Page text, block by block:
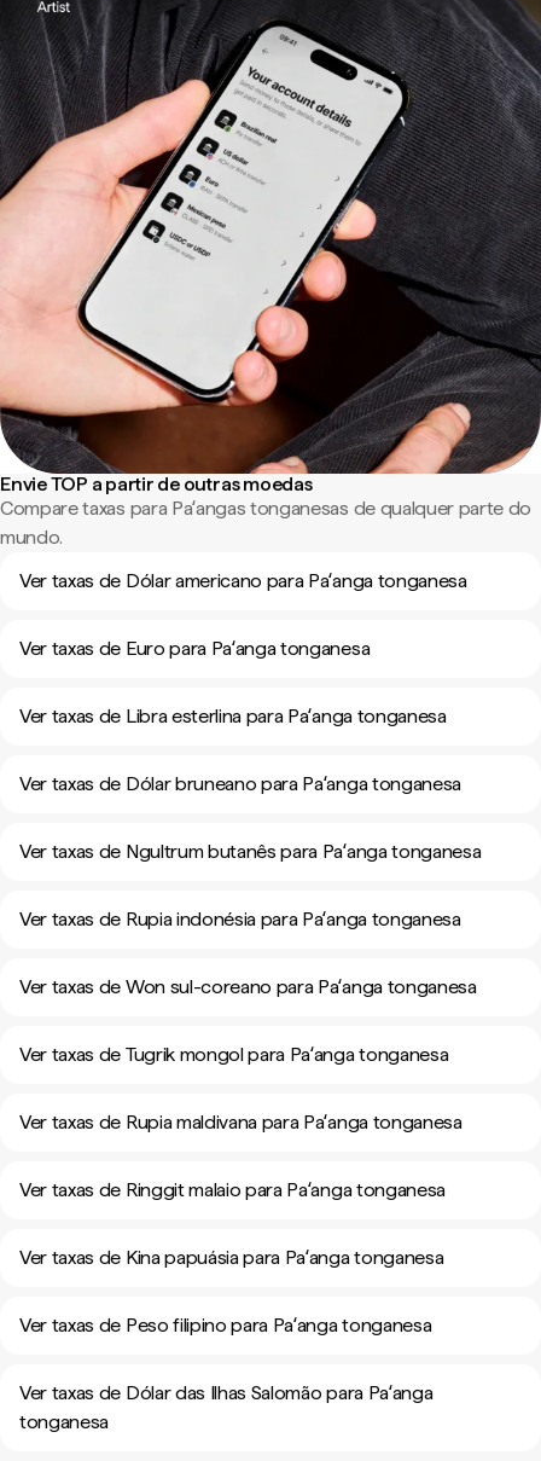
Envie TOP a partir de outras moedas
Compare taxas para Paʻangas tonganesas de qualquer parte do
mundo.
Ver taxas de Dólar americano para Paʻanga tonganesa
Ver taxas de Euro para Paʻanga tonganesa
Ver taxas de Libra esterlina para Paʻanga tonganesa
Ver taxas de Dólar bruneano para Paʻanga tonganesa
Ver taxas de Ngultrum butanês para Paʻanga tonganesa
Ver taxas de Rupia indonésia para Paʻanga tonganesa
Ver taxas de Won sul-coreano para Paʻanga tonganesa
Ver taxas de Tugrik mongol para Paʻanga tonganesa
Ver taxas de Rupia maldivana para Paʻanga tonganesa
Ver taxas de Ringgit malaio para Paʻanga tonganesa
Ver taxas de Kina papuásia para Paʻanga tonganesa
Ver taxas de Peso filipino para Paʻanga tonganesa
Ver taxas de Dólar das Ilhas Salomão para Paʻanga
tonganesa